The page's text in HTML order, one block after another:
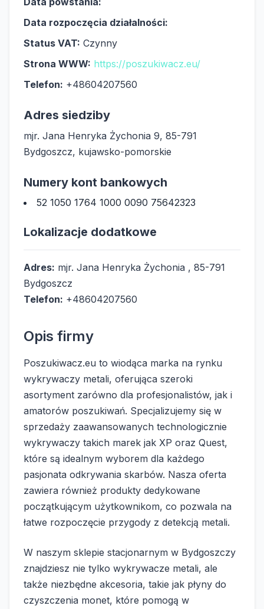
Data rozpoczęcia działalności:
Status VAT: Czynny
Strona WWW: https://poszukiwacz.eu/
Telefon: +48604207560
Adres siedziby
mjr. Jana Henryka Żychonia 9, 85-791
Bydgoszcz, kujawsko-pomorskie
Numery kont bankowych
52 1050 1764 1000 0090 75642323
Lokalizacje dodatkowe
Adres: mjr. Jana Henryka Żychonia , 85-791
Bydgoszcz
Telefon: +48604207560
Opis firmy
Poszukiwacz.eu to wiodąca marka na rynku
wykrywaczy metali, oferująca szeroki
asortyment zarówno dla profesjonalistów, jak i
amatorów poszukiwań. Specjalizujemy się w
sprzedaży zaawansowanych technologicznie
wykrywaczy takich marek jak XP oraz Quest,
które są idealnym wyborem dla każdego
pasjonata odkrywania skarbów. Nasza oferta
zawiera również produkty dedykowane
początkującym użytkownikom, co pozwala na
łatwe rozpoczęcie przygody z detekcją metali.
W naszym sklepie stacjonarnym w Bydgoszczy
znajdziesz nie tylko wykrywacze metali, ale
także niezbędne akcesoria, takie jak płyny do
czyszczenia monet, które pomogą w